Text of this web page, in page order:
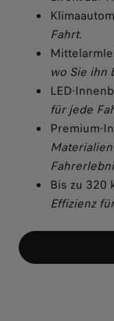
Fahrt.
wo Sie ihn
LED-
für jede
Premium-
Bis zu 320
Effizienz